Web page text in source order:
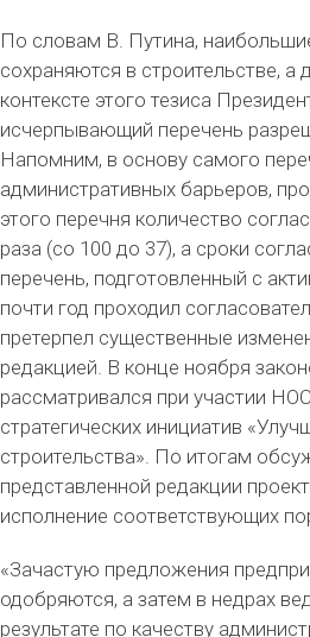
По словам В. Путина,
сохраняются в строительстве, а
контексте этого тезиса
исчерпывающий перечень
Напомним, в основу самого
административных барьеров,
этого перечня количество
раза (со 100 до 37), а сроки
перечень, подготовленный с
почти год проходил
претерпел существенные
редакцией. В конце ноября
рассматривался при участии
стратегических инициатив
строительства». По итогам
представленной редакции
исполнение соответствующих
«Зачастую предложения
одобряются, а затем в недрах
результате по качеству